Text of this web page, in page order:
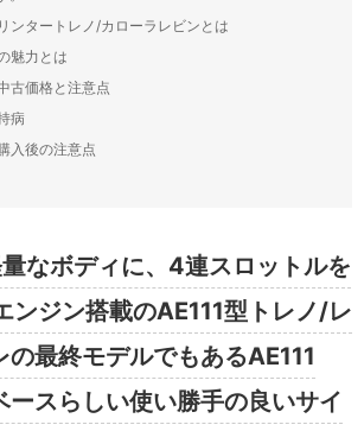
ンタートレノ/カローラレビンとは
魅力とは
古価格と注意点
病
入後の注意点
なボディに、4連スロットルを
ンジン搭載のAE111型トレノ/レ
の最終モデルでもあるAE111
ースらしい使い勝手の良いサイ